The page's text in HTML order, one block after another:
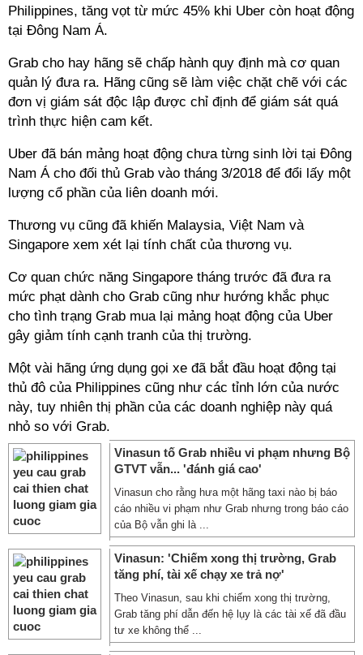
Philippines, tăng vọt từ mức 45% khi Uber còn hoạt động
tại Đông Nam Á.
Grab cho hay hãng sẽ chấp hành quy định mà cơ quan
quản lý đưa ra. Hãng cũng sẽ làm việc chặt chẽ với các
đơn vị giám sát độc lập được chỉ định để giám sát quá
trình thực hiện cam kết.
Uber đã bán mảng hoạt động chưa từng sinh lời tại Đông
Nam Á cho đối thủ Grab vào tháng 3/2018 để đổi lấy một
lượng cổ phần của liên doanh mới.
Thương vụ cũng đã khiến Malaysia, Việt Nam và
Singapore xem xét lại tính chất của thương vụ.
Cơ quan chức năng Singapore tháng trước đã đưa ra
mức phạt dành cho Grab cũng như hướng khắc phục
cho tình trạng Grab mua lại mảng hoạt động của Uber
gây giảm tính cạnh tranh của thị trường.
Một vài hãng ứng dụng gọi xe đã bắt đầu hoạt động tại
thủ đô của Philippines cũng như các tỉnh lớn của nước
này, tuy nhiên thị phần của các doanh nghiệp này quá
nhỏ so với Grab.
Vinasun tố Grab nhiều vi phạm nhưng Bộ
GTVT vẫn... 'đánh giá cao'
Vinasun cho rằng hưa một hãng taxi nào bị báo
cáo nhiều vi phạm như Grab nhưng trong báo cáo
của Bộ vẫn ghi là ...
Vinasun: 'Chiếm xong thị trường, Grab
tăng phí, tài xế chạy xe trả nợ'
Theo Vinasun, sau khi chiếm xong thị trường,
Grab tăng phí dẫn đến hệ lụy là các tài xế đã đầu
tư xe không thể ...